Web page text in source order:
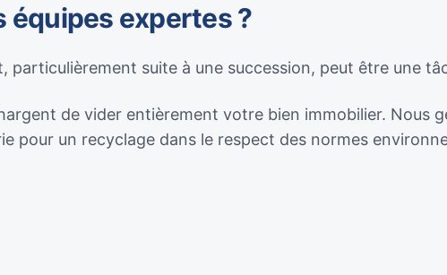
équipes expertes ?
particulièrement suite à une succession, peut être une
de vider entièrement votre bien immobilier. Nous
pour un recyclage dans le respect des normes